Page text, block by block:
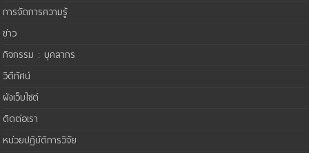
การจัดการความรู้
ข่าว
กิจกรรม : บุคลากร
วิดีทัศน์
ผังเว็บไซต์
ติดต่อเรา
หน่วยปฏิบัติการวิจัย